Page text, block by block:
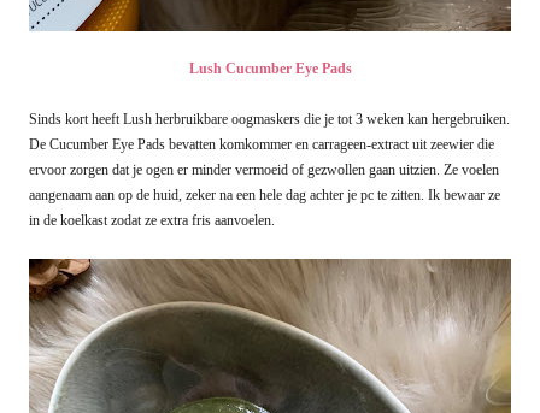
Lush Cucumber Eye Pads
Sinds kort heeft Lush herbruikbare oogmaskers die je tot 3 weken kan hergebruiken.
De Cucumber Eye Pads bevatten komkommer en carrageen-extract uit zeewier die
ervoor zorgen dat je ogen er minder vermoeid of gezwollen gaan uitzien. Ze voelen
aangenaam aan op de huid, zeker na een hele dag achter je pc te zitten. Ik bewaar ze
in de koelkast zodat ze extra fris aanvoelen.